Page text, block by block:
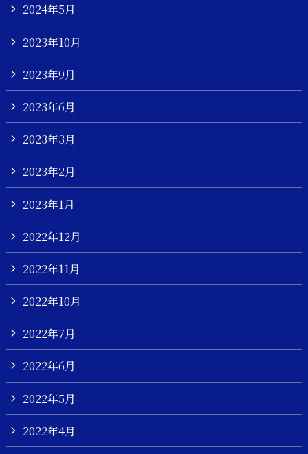
2024年5月
2023年10月
2023年9月
2023年6月
2023年3月
2023年2月
2023年1月
2022年12月
2022年11月
2022年10月
2022年7月
2022年6月
2022年5月
2022年4月